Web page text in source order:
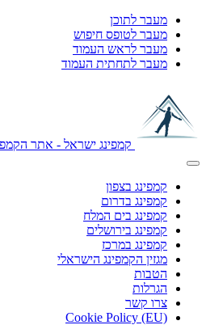
מעבר לתוכן
מעבר לטופס חיפוש
מעבר לראש העמוד
מעבר לתחתית העמוד
קמפינג ישראל - אתר
קמפינג בצפון
קמפינג בדרום
קמפינג בים המלח
קמפינג בירושלים
קמפינג במרכז
מגזין הקמפינג הישראלי
הטבות
הגרלות
צרו קשר
Cookie Policy (EU)